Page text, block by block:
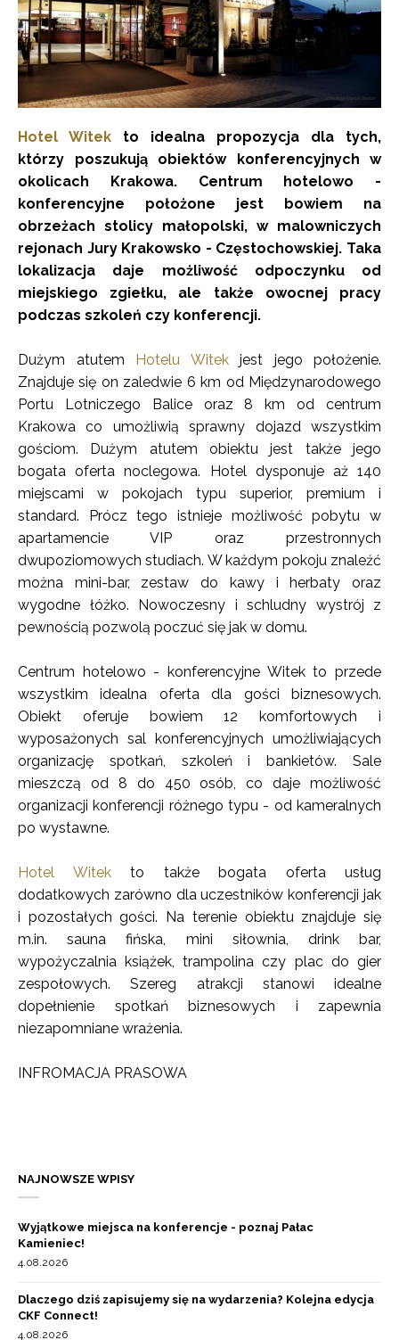
Hotel Witek to idealna propozycja dla tych,
którzy poszukują obiektów konferencyjnych w
okolicach Krakowa. Centrum hotelowo -
konferencyjne położone jest bowiem na
obrzeżach stolicy małopolski, w malowniczych
rejonach Jury Krakowsko - Częstochowskiej. Taka
lokalizacja daje możliwość odpoczynku od
miejskiego zgiełku, ale także owocnej pracy
podczas szkoleń czy konferencji.
Dużym atutem Hotelu Witekjest jego położenie.
Znajduje się on zaledwie 6 km od Międzynarodowego
Portu Lotniczego Balice oraz 8 km od centrum
Krakowa co umożliwią sprawny dojazd wszystkim
gościom. Dużym atutem obiektu jest także jego
bogata oferta noclegowa. Hotel dysponuje aż 140
miejscami w pokojach typu superior, premium i
standard. Prócz tego istnieje możliwość pobytu w
apartamencie VIP oraz przestronnych
dwupoziomowych studiach. W każdym pokoju znaleźć
można mini-bar, zestaw do kawy i herbaty oraz
wygodne łóżko. Nowoczesny i schludny wystrój z
pewnością pozwolą poczuć się jak w domu.
Centrum hotelowo - konferencyjne Witek to przede
wszystkim idealna oferta dla gości biznesowych.
Obiekt oferuje bowiem 12 komfortowych i
wyposażonych sal konferencyjnych umożliwiających
organizację spotkań, szkoleń i bankietów. Sale
mieszczą od 8 do 450 osób, co daje możliwość
organizacji konferencji różnego typu - od kameralnych
po wystawne.
Hotel Witekto także bogata oferta usług
dodatkowych zarówno dla uczestników konferencji jak
i pozostałych gości. Na terenie obiektu znajduje się
m.in. sauna fińska, mini siłownia, drink bar,
wypożyczalnia książek, trampolina czy plac do gier
zespołowych. Szereg atrakcji stanowi idealne
dopełnienie spotkań biznesowych i zapewnia
niezapomniane wrażenia.
INFROMACJA PRASOWA
NAJNOWSZE WPISY
Wyjątkowe miejsca na konferencje - poznaj Pałac
Kamieniec!
4.08.2026
Dlaczego dziś zapisujemy się na wydarzenia? Kolejna edycja
CKF Connect!
4.08.2026